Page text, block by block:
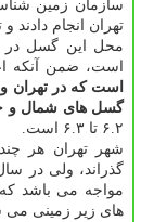
سازمان زمین
تهران انجام دادند
محل این گسل در
است، ضمن آنكه
است كه در تهران
گسل های شمال و
۶.۲ تا ۶.۳ است.
شهر تهران هر
گذراند، ولی در
مواجه می باشد
های زیر زمینی می